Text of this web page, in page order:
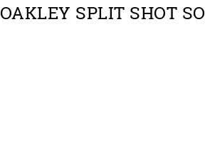
OAKLEY SPLIT SHOT